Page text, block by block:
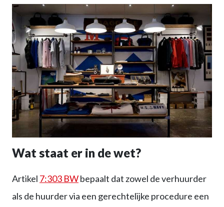
Wat staat er in de wet?
Artikel 7:303 BWbepaalt dat zowel de verhuurder
als de huurder via een gerechtelijke procedure een